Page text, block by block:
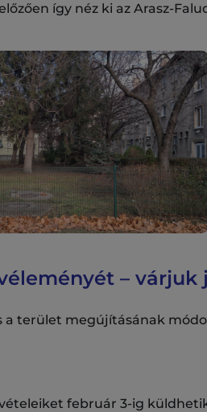
így néz ki az Arasz-
– várjuk
a terület megújításának
február 3-ig